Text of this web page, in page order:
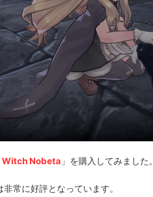
Nobeta 」を購入してみました。
常に好評となっています。